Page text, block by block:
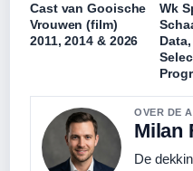
Cast van Gooische
Vrouwen (film)
2011, 2014 & 2026
Wk
OVER DE
Milan
De